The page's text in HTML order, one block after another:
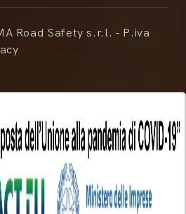
Road Safety s.r.l. - P.iva